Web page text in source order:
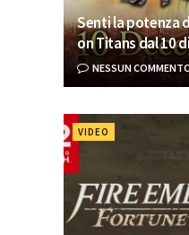
Senti la potenza
on Titans dal 10
NESSUN
VIDEO